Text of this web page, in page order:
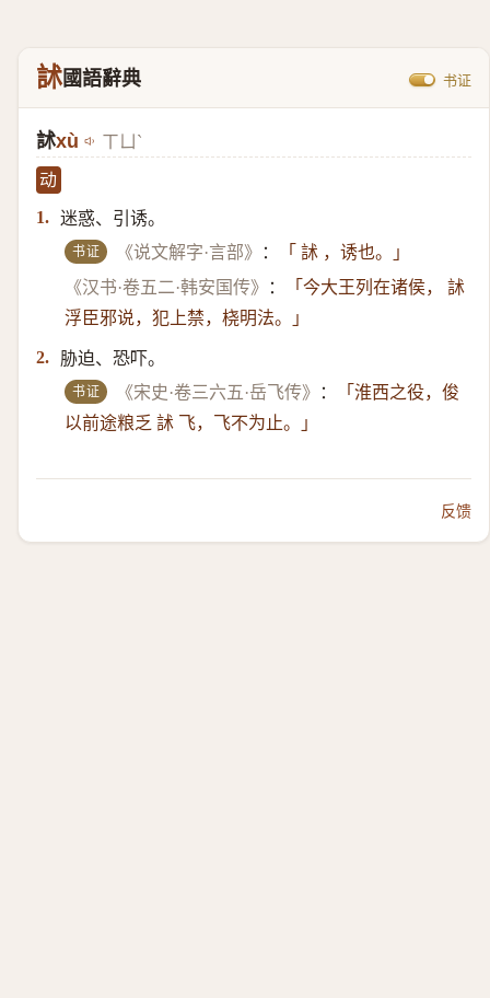
訹國語辭典 书证
訹xù ㄒㄩˋ
动
1. 迷惑、引诱。
书证 《说文解字·言部》 ：
「 訹 ，诱也。」
《汉书·卷五二·韩安国传》
：
「今大王列在诸侯， 訹
浮臣邪说，犯上禁，桡明法。」
2. 胁迫、恐吓。
书证 《宋史·卷三六五·岳飞传》 ：
「淮西之役，俊
以前途粮乏 訹 飞，飞不为止。」
反馈